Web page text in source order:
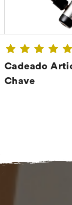
Cadeado
Chave